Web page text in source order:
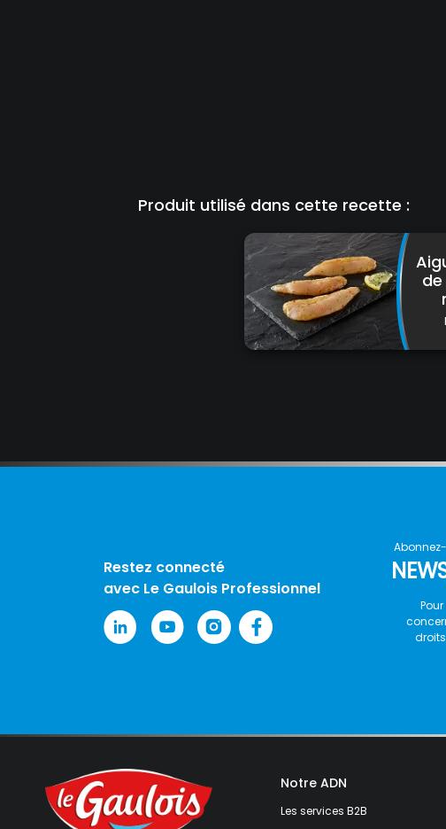
Produit utilisé dans cette recette :
Restez connecté
avec Le Gaulois Professionnel
Notre ADN
Les services B2B